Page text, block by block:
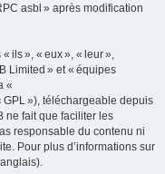
asbl » après modification
ils », « eux », « leur »,
Limited » et « équipes
«
GPL »), téléchargeable depuis
ne fait que faciliter les
responsable du contenu ni
Pour plus d’informations sur